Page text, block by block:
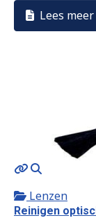
Lees meer
Lenzen
Reinigen